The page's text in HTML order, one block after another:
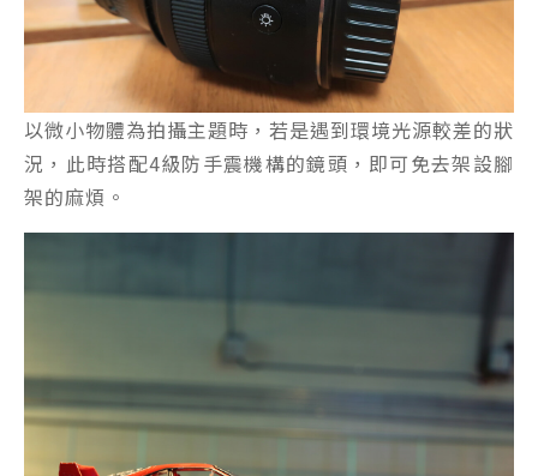
以微小物體為拍攝主題時，若是遇到環境光源較差的狀
況，此時搭配4級防手震機構的鏡頭，即可免去架設腳
架的麻煩。